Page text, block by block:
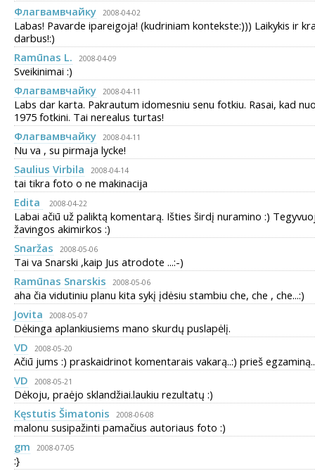
Флагвамвчaйку
2008-04-02
Labas! Pavarde ipareigoja! (kudriniam kontekste:))) Laikykis ir
darbus!:)
Ramūnas L.
2008-04-09
Sveikinimai :)
Флагвамвчaйку
2008-04-11
Labs dar karta. Pakrautum idomesniu senu fotkiu. Rasai, kad
1975 fotkini. Tai nerealus turtas!
Флагвамвчaйку
2008-04-11
Nu va , su pirmaja lycke!
Saulius Virbila
2008-04-14
tai tikra foto o ne makinacija
Edita
2008-04-22
Labai ačiū už paliktą komentarą. Išties širdį nuramino :)
žavingos akimirkos :)
Snaržas
2008-05-06
Tai va Snarski ,kaip Jus atrodote ...:-)
Ramūnas Snarskis
2008-05-06
aha čia vidutiniu planu kita sykį įdėsiu stambiu che, che , che...:)
Jovita
2008-05-07
Dėkinga aplankiusiems mano skurdų puslapėlį.
VD
2008-05-20
Ačiū jums :) praskaidrinot komentarais vakarą..:) prieš
VD
2008-05-21
Dėkoju, praėjo sklandžiai.laukiu rezultatų :)
Kęstutis Šimatonis
2008-06-08
malonu susipažinti pamačius autoriaus foto :)
gm
2008-07-05
:}